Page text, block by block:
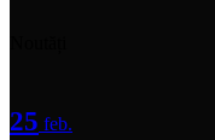
25 feb.